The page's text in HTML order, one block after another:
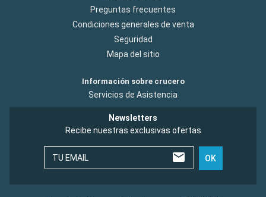
Preguntas frecuentes
Condiciones generales de venta
Seguridad
Mapa del sitio
Información sobre crucero
Servicios de Asistencia
Newsletters
Recibe nuestras exclusivas ofertas
TU EMAIL OK